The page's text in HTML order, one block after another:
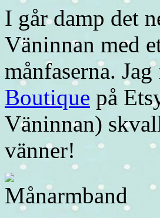
I går damp det
Väninnan med
månfaserna.
Boutique på
Väninnan)
vänner!